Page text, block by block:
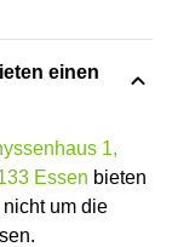
einen
1,
Essen bieten
um die